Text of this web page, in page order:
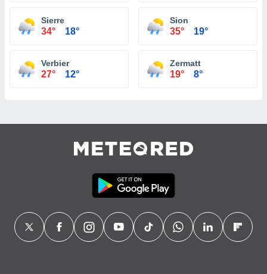
Sierre
34° 18°
Sion
35° 19°
Verbier
27° 12°
Zermatt
19° 8°